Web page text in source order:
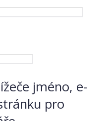
jméno, e-
pro